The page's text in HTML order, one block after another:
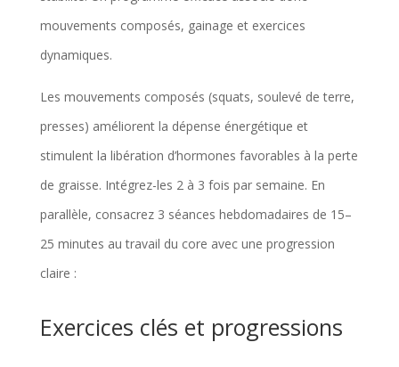
mouvements composés, gainage et exercices
dynamiques.
Les mouvements composés (squats, soulevé de terre,
presses) améliorent la dépense énergétique et
stimulent la libération d’hormones favorables à la perte
de graisse. Intégrez-les 2 à 3 fois par semaine. En
parallèle, consacrez 3 séances hebdomadaires de 15–
25 minutes au travail du core avec une progression
claire :
Exercices clés et progressions